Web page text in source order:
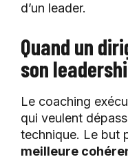
d’un leader.
Quand un
son
Le coaching
qui veulent
technique. Le but
meilleure